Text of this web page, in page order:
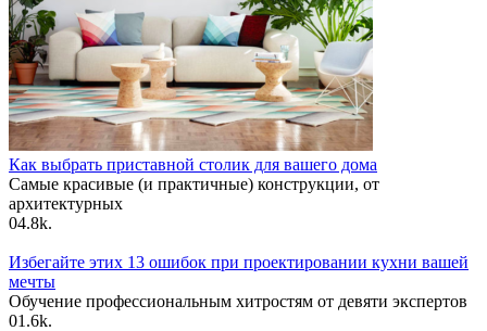
Как выбрать приставной столик для вашего дома
Самые красивые (и практичные) конструкции, от
архитектурных
04.8k.
Избегайте этих 13 ошибок при проектировании кухни вашей
мечты
Обучение профессиональным хитростям от девяти экспертов
01.6k.